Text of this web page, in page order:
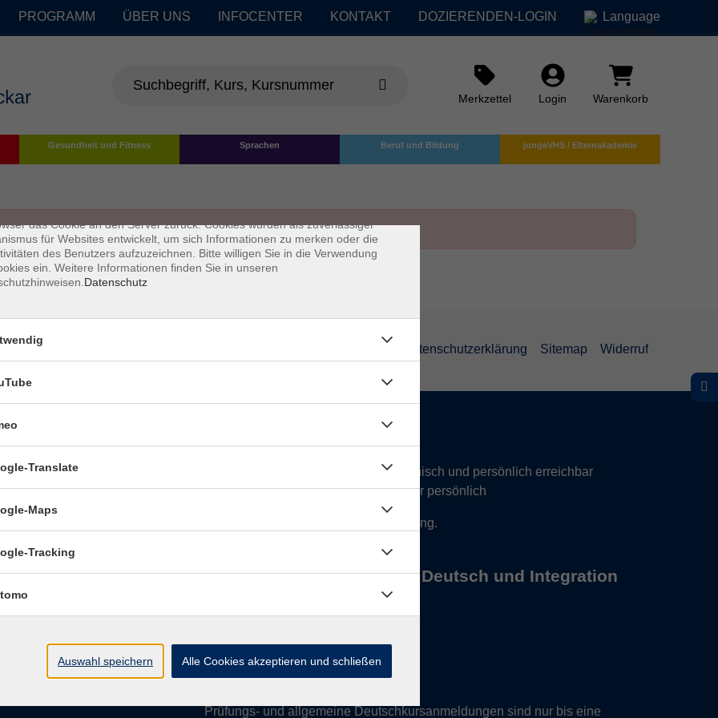
PROGRAMM ÜBER UNS INFOCENTER KONTAKT DOZIERENDEN-LOGIN Language
Merkzettel Login Warenkorb
Gesundheit und Fitness Sprachen Beruf und Bildung jungeVHS / Elternakademie
Datenschutzerklärung Sitemap Widerruf
Öffnungszeiten:
9–12.30 Uhr telefonisch und persönlich erreichbar
Mo–Do nachmittags:13.30–17 Uhr nur persönlich
Termine für Beratung nach Vereinbarung.
Öffnungszeiten des Büros Deutsch und Integration
Mi9-12 Uhr
Do & Frgeschlossen
Prüfungs- und allgemeine Deutschkursanmeldungen sind nur bis eine
sind kleine Datenmengen, die von einer Website gesendet und vom
das Cookie an den Server zurück. Cookies wurden als zuverlässiger
für Websites entwickelt, um sich Informationen zu merken oder die
des Benutzers aufzuzeichnen. Bitte willigen Sie in die Verwendung
ein. Weitere Informationen finden Sie in unseren
Datenschutz
×
Translate
Maps
Tracking
Auswahl speichern Alle Cookies akzeptieren und schließen